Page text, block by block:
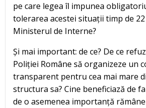
pe care legea îl impunea
tolerarea acestei situații timp de
Ministerul de Interne?
Și mai important: de ce? De ce
Poliției Române să organizeze un
transparent pentru cea mai mare
structura sa? Cine beneficiază de
de o asemenea importanță